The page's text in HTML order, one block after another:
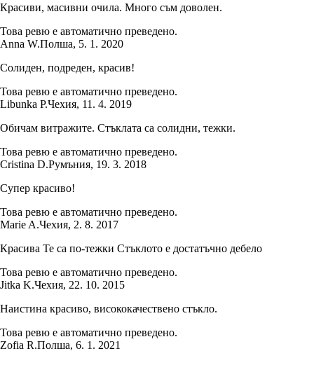
Красиви, масивни очила. Много съм доволен.
Това ревю е автоматично преведено.
Anna W.Полша, 5. 1. 2020
Солиден, подреден, красив!
Това ревю е автоматично преведено.
Libunka P.Чехия, 11. 4. 2019
Обичам витражите. Стъклата са солидни, тежки.
Това ревю е автоматично преведено.
Cristina D.Румъния, 19. 3. 2018
Супер красиво!
Това ревю е автоматично преведено.
Marie A.Чехия, 2. 8. 2017
Красива Те са по-тежки Стъклото е достатъчно дебело
Това ревю е автоматично преведено.
Jitka K.Чехия, 22. 10. 2015
Наистина красиво, висококачествено стъкло.
Това ревю е автоматично преведено.
Zofia R.Полша, 6. 1. 2021